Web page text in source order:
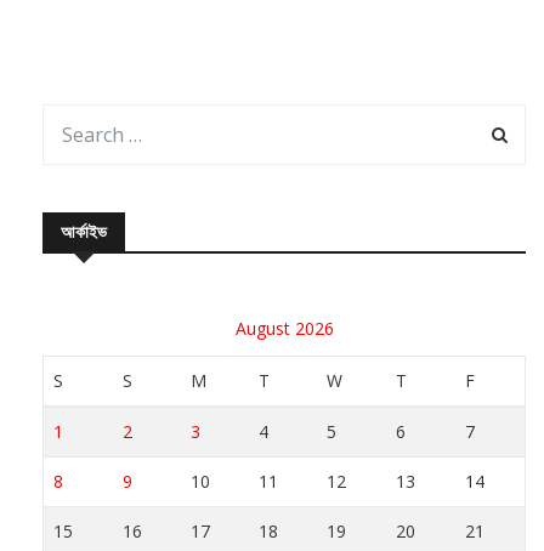
আর্কাইভ
August 2026
S S M T W T F
1 2 3 4 5 6 7
8 9 10 11 12 13 14
15 16 17 18 19 20 21